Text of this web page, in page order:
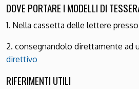
DOVE PORTARE I MODELLI DI
1. Nella cassetta delle lettere
2. consegnandolo direttamente ad
direttivo
RIFERIMENTI UTILI